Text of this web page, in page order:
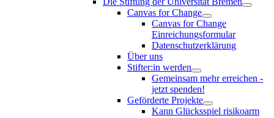
Canvas for Change
Canvas for Change
Einreichungsformular
Datenschutzerklärung
Über uns
Stifter:in werden
Gemeinsam mehr erreichen -
jetzt spenden!
Geförderte Projekte
Kann Glücksspiel risikoarm